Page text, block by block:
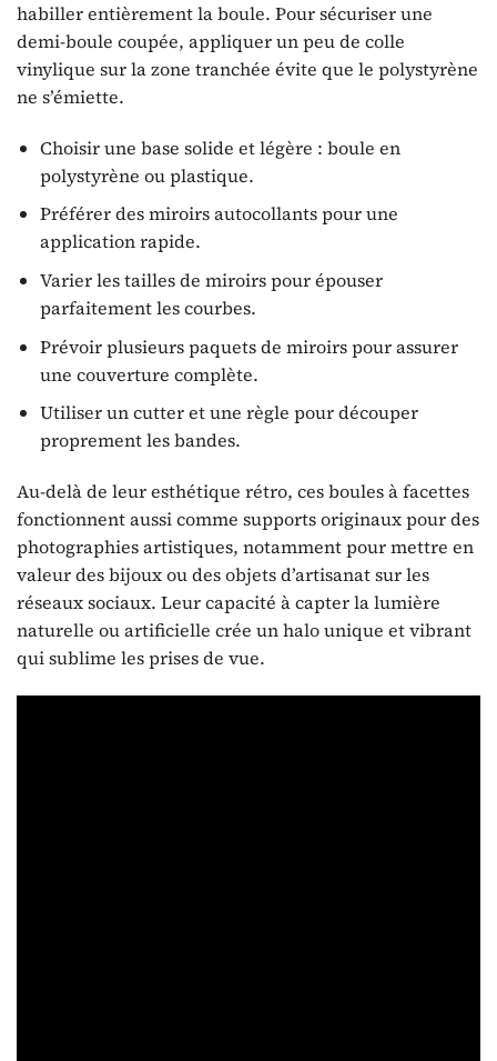
habiller entièrement la boule. Pour sécuriser une
demi-boule coupée, appliquer un peu de colle
vinylique sur la zone tranchée évite que le polystyrène
ne s’émiette.
Choisir une base solide et légère : boule en
polystyrène ou plastique.
Préférer des miroirs autocollants pour une
application rapide.
Varier les tailles de miroirs pour épouser
parfaitement les courbes.
Prévoir plusieurs paquets de miroirs pour assurer
une couverture complète.
Utiliser un cutter et une règle pour découper
proprement les bandes.
Au-delà de leur esthétique rétro, ces boules à facettes
fonctionnent aussi comme supports originaux pour des
photographies artistiques, notamment pour mettre en
valeur des bijoux ou des objets d’artisanat sur les
réseaux sociaux. Leur capacité à capter la lumière
naturelle ou artificielle crée un halo unique et vibrant
qui sublime les prises de vue.